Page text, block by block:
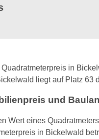
in
liegt auf Platz 63
und
Wert eines
in Bickelwald